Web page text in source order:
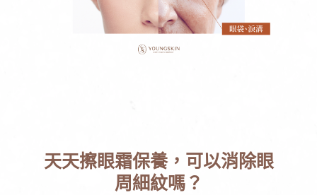
天天擦眼霜保養，可以消除眼
周細紋嗎？